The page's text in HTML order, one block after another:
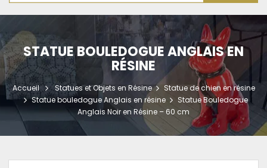
STATUE BOULEDOGUE ANGLAIS EN
RÉSINE
Accueil Statues et Objets en Résine
Statue de chien en résine
Statue bouledogue Anglais en résine
Statue Bouledogue
Anglais Noir en Résine – 60 cm